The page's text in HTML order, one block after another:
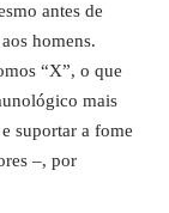
antes de
homens.
“X”, o que
mais
suportar a fome
–, por